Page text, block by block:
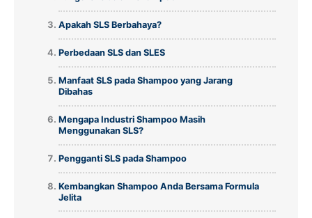
Apakah SLS Berbahaya?
Perbedaan SLS dan SLES
Manfaat SLS pada Shampoo yang Jarang
Dibahas
Mengapa Industri Shampoo Masih
Menggunakan SLS?
Pengganti SLS pada Shampoo
Kembangkan Shampoo Anda Bersama Formula
Jelita